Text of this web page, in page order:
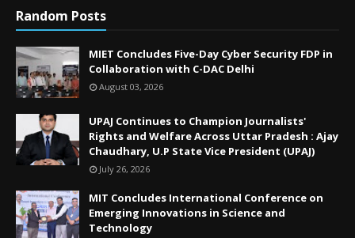
Random Posts
MIET Concludes Five-Day Cyber Security FDP in
Collaboration with C-DAC Delhi
August 03, 2026
UPAJ Continues to Champion Journalists'
Rights and Welfare Across Uttar Pradesh : Ajay
Chaudhary, U.P State Vice President (UPAJ)
July 26, 2026
MIT Concludes International Conference on
Emerging Innovations in Science and
Technology